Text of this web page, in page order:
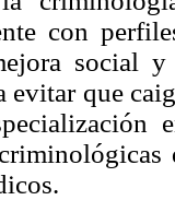
con
social y
evitar que